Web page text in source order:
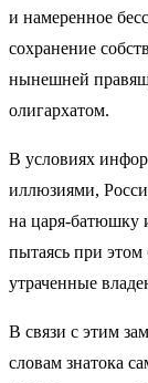
и намеренное
сохранение
нынешней
олигархатом.
В условиях
иллюзиями,
на царя-батюшку
пытаясь при этом
утраченные
В связи с этим
словам знатока